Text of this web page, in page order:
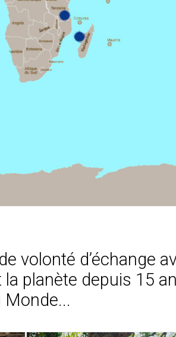
volonté d’échange
planète depuis 15
Monde...